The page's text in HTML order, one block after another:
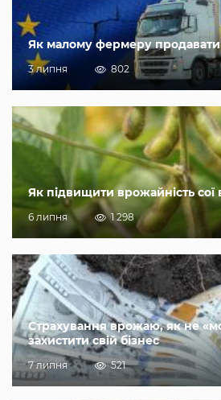
Як малому фермеру
3 липня 802
Як підвищити врожайність сої
6 липня 1 298
Страхування врожаю, як не
захистити свій бізнес
7 липня 521